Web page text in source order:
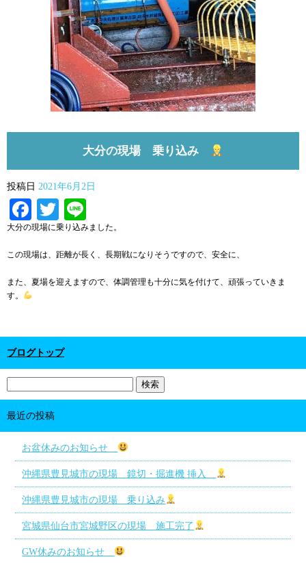
大分の現場 乗り込み
投稿日 2021年6月2日
Facebook
Twitter
大分の現場に乗り込みました。
この現場は、距離が長く、長期戦になりそうですので、安全に、
また、夏場を迎えますので、体調管理も十分に気を付けて、頑張っていきま
す。
ブログトップ
最近の投稿
お盆休みのお知らせ
沖縄県豊見城市の現場 鏡切・掘進機 挿入
沖縄県豊見城市の現場 乗り込み
宮城県仙台市宮城野区の現場 施工完了
GW休みのお知らせ